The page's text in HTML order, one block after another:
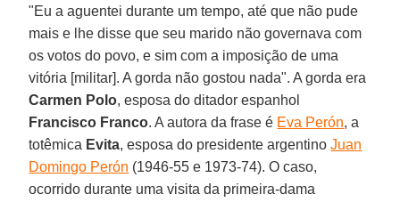
"Eu a aguentei durante um tempo, até que não pude
mais e lhe disse que seu marido não governava com
os votos do povo, e sim com a imposição de uma
vitória [militar]. A gorda não gostou nada". A gorda era
Carmen Polo, esposa do ditador espanhol
Francisco Franco. A autora da frase é Eva Perón, a
totêmica Evita, esposa do presidente argentinoJuan
Domingo Perón (1946-55 e 1973-74). O caso,
ocorrido durante uma visita da primeira-dama